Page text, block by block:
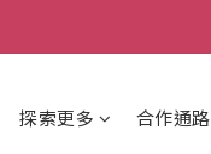
探索更多
合作通路